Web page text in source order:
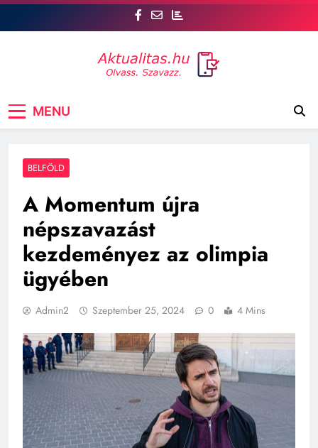
Skip
szóhoz juthatsz! tt, a legfrissebb hírek mellett a
véleményed is számít. Szavazz, vitázz, és
MENU
BELFÖLD
A Momentum újra
népszavazást
kezdeményez az olimpia
ügyében
Admin2 Szeptember 25, 2024 0 4 Mins